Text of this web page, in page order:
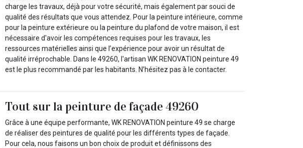
charge les travaux, déjà pour votre sécurité, mais également par souci de
qualité des résultats que vous attendez. Pour la peinture intérieure, comme
pour la peinture extérieure ou la peinture du plafond de votre maison, il est
nécessaire d'avoir les compétences requises pour les travaux, les
ressources matérielles ainsi que l’expérience pour avoir un résultat de
qualité irréprochable. Dans le 49260, l'artisan WK RENOVATION peinture 49
est le plus recommandé par les habitants. N’hésitez pas à le contacter.
Tout sur la peinture de façade 49260
Grâce à une équipe performante, WK RENOVATION peinture 49 se charge
de réaliser des peintures de qualité pour les différents types de façade.
Pour cela, nous faisons un bon choix de produit et définissons des